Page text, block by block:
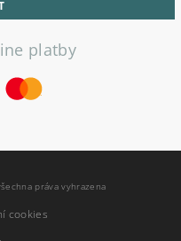
platby
práva vyhrazena
cookies